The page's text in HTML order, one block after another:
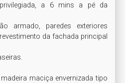
a 6 mins a pé da
armado, paredes exteriores
da fachada principal
maciça envernizada tipo